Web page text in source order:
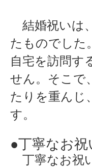
結婚祝いは
たものでした
自宅を訪問す
せん。そこで
たりを重んじ
す。
●丁寧なお
丁寧なお祝